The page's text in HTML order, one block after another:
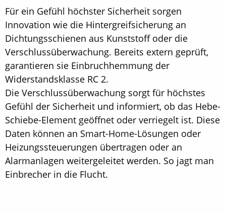
Für ein Gefühl höchster Sicherheit sorgen
Innovation wie die Hintergreifsicherung an
Dichtungsschienen aus Kunststoff oder die
Verschlussüberwachung. Bereits extern geprüft,
garantieren sie Einbruchhemmung der
Widerstandsklasse RC 2.
Die Verschlussüberwachung sorgt für höchstes
Gefühl der Sicherheit und informiert, ob das Hebe-
Schiebe-Element geöffnet oder verriegelt ist. Diese
Daten können an Smart-Home-Lösungen oder
Heizungssteuerungen übertragen oder an
Alarmanlagen weitergeleitet werden. So jagt man
Einbrecher in die Flucht.